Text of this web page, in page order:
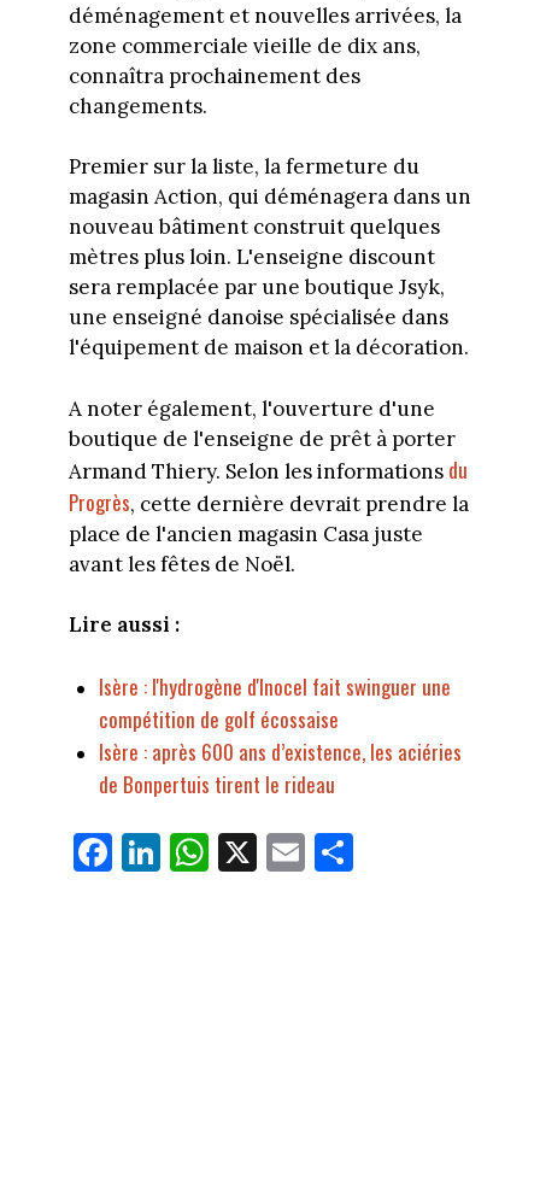
déménagement et nouvelles arrivées, la
zone commerciale vieille de dix ans,
connaîtra prochainement des
changements.
Premier sur la liste, la fermeture du
magasin Action, qui déménagera dans un
nouveau bâtiment construit quelques
mètres plus loin. L'enseigne discount
sera remplacée par une boutique Jsyk,
une enseigné danoise spécialisée dans
l'équipement de maison et la décoration.
A noter également, l'ouverture d'une
boutique de l'enseigne de prêt à porter
Armand Thiery. Selon les informations du
Progrès, cette dernière devrait prendre la
place de l'ancien magasin Casa juste
avant les fêtes de Noël.
Lire aussi :
Isère : l'hydrogène d'Inocel fait swinguer une
compétition de golf écossaise
Isère : après 600 ans d’existence, les aciéries
de Bonpertuis tirent le rideau
Fa
ce
Li
nk
W
ha
X E
m
Pa
rt